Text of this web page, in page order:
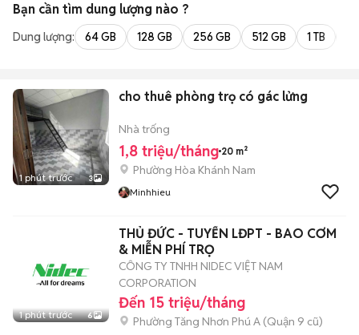
Bạn cần tìm dung lượng nào ?
Dung lượng: 64 GB 128 GB 256 GB 512 GB 1 TB
1 phút trước 3
cho thuê phòng trọ có gác lửng
Nhà trống
1,8 triệu/tháng 20 m²
Phường Hòa Khánh Nam
Minhhieu
1 phút trước 6
THỦ ĐỨC - TUYỂN LĐPT - BAO CƠM
& MIỄN PHÍ TRỌ
CÔNG TY TNHH NIDEC VIỆT NAM
CORPORATION
Đến 15 triệu/tháng
Phường Tăng Nhơn Phú A (Quận 9 cũ)